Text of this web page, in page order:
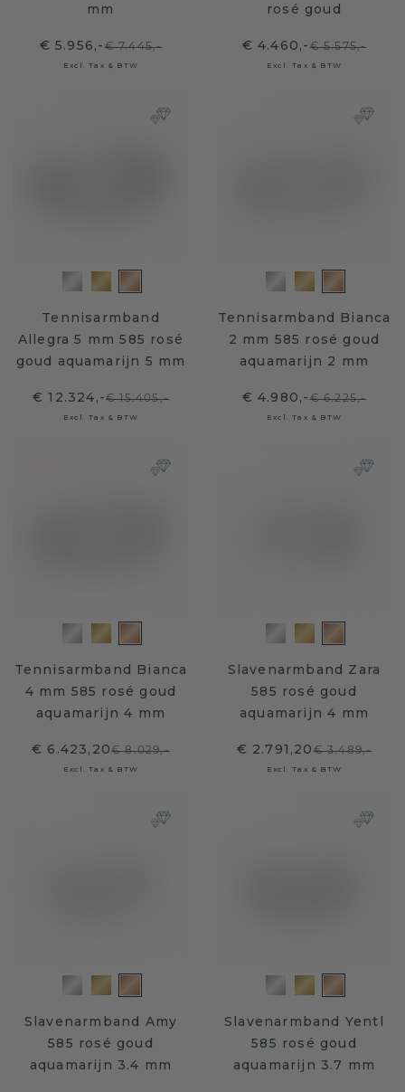
mm
€ 5.956,-€ 7.445,-
Excl. Tax & BTW
rosé goud
€ 4.460,-€ 5.575,-
Excl. Tax & BTW
Tennisarmband
Allegra 5 mm 585 rosé
goud aquamarijn 5 mm
€ 12.324,-€ 15.405,-
Excl. Tax & BTW
Tennisarmband Bianca
2 mm 585 rosé goud
aquamarijn 2 mm
€ 4.980,-€ 6.225,-
Excl. Tax & BTW
Tennisarmband Bianca
4 mm 585 rosé goud
aquamarijn 4 mm
€ 6.423,20€ 8.029,-
Excl. Tax & BTW
Slavenarmband Zara
585 rosé goud
aquamarijn 4 mm
€ 2.791,20€ 3.489,-
Excl. Tax & BTW
Slavenarmband Amy
585 rosé goud
aquamarijn 3.4 mm
Slavenarmband Yentl
585 rosé goud
aquamarijn 3.7 mm